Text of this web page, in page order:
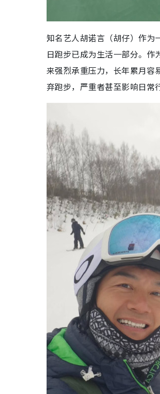
知名艺人胡诺言（胡仔）作为
日跑步已成为生活一部分。
来强烈承重压力，长年累月容
弃跑步，严重者甚至影响日常